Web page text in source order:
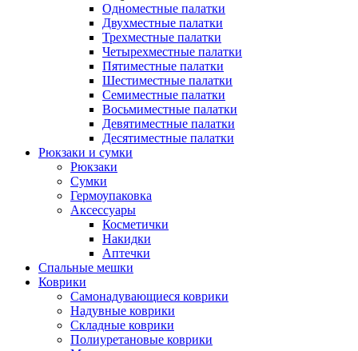
Одноместные палатки
Двухместные палатки
Трехместные палатки
Четырехместные палатки
Пятиместные палатки
Шестиместные палатки
Семиместные палатки
Восьмиместные палатки
Девятиместные палатки
Десятиместные палатки
Рюкзаки и сумки
Рюкзаки
Сумки
Гермоупаковка
Аксессуары
Косметички
Накидки
Аптечки
Спальные мешки
Коврики
Самонадувающиеся коврики
Надувные коврики
Складные коврики
Полиуретановые коврики